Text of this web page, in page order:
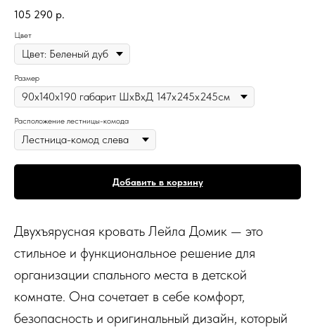
105 290 р.
Цвет
Размер
Расположение лестницы-комода
Добавить в корзину
Двухъярусная кровать Лейла Домик — это
стильное и функциональное решение для
организации спального места в детской
комнате. Она сочетает в себе комфорт,
безопасность и оригинальный дизайн, который